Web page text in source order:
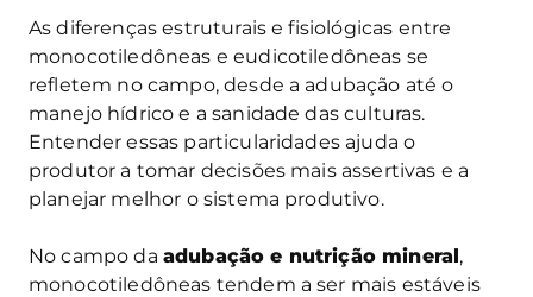
As diferenças estruturais e fisiológicas entre
monocotiledôneas e eudicotiledôneas se
refletem no campo, desde a adubação até o
manejo hídrico e a sanidade das culturas.
Entender essas particularidades ajuda o
produtor a tomar decisões mais assertivas e a
planejar melhor o sistema produtivo.
No campo da adubação e nutrição mineral,
monocotiledôneas tendem a ser mais estáveis